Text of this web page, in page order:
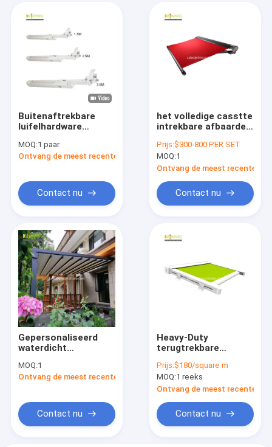
Buitenaftrekbare
luifelhardware
MOQ:1 paar
Ontvang de meest recente Prijs
Contact nu
het volledige casstte
intrekbare afbaarden
kwaliteit en sterk het
vouwen van
kettingswapen het
Prijs:$300-800 PER SET
MOQ:1
Ontvang de meest recente
Contact nu
Gepersonaliseerd
waterdicht
Aluminium PVC
Pergola dak
MOQ:1
Ontvang de meest recente Prijs
Contact nu
Heavy-Duty
terugtrekbare
motor zonnebril
waterdicht
terugtrekbare
Prijs:$180/square m
MOQ:1 reeks
Ontvang de meest recente
Contact nu